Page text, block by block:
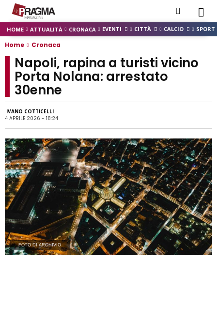
HOME ATTUALITÀ CRONACA EVENTI CITTÀ CALCIO SPORT
Home Cronaca
Napoli, rapina a turisti vicino
Porta Nolana: arrestato
30enne
IVANO COTTICELLI
4 APRILE 2026 - 18:24
FOTO DI ARCHIVIO